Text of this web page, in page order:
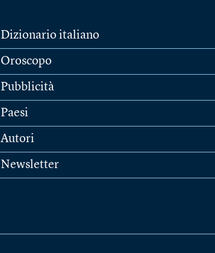
Dizionario italiano
Oroscopo
Pubblicità
Paesi
Autori
Newsletter